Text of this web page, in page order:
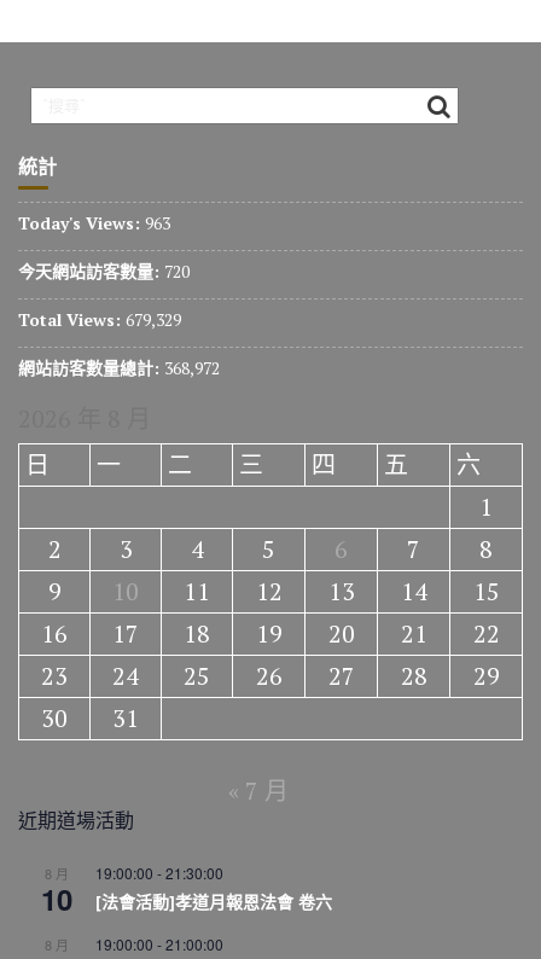
統計
Today's Views: 963
今天網站訪客數量: 720
Total Views: 679,329
網站訪客數量總計: 368,972
日
一 二 三 四 五
六
1
2
3 4 5 6 7
8
9
10 11 12 13 14
15
16
17 18 19 20 21
22
23
24 25 26 27 28
29
30
31
« 7 月
近期道場活動
8 月
10
19:00:00 -21:30:00
[法會活動]孝道月報恩法會 卷六
8 月 19:00:00 -21:00:00